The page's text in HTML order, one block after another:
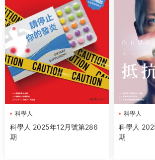
科學人
科學人 2025年12月號第286
期
科學人
科學人
期